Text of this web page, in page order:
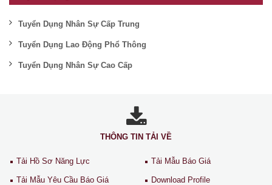
Tuyển Dụng Nhân Sự Cấp Trung
Tuyển Dụng Lao Động Phổ Thông
Tuyển Dụng Nhân Sự Cao Cấp
THÔNG TIN TẢI VỀ
Tải Hồ Sơ Năng Lực Tải Mẫu Báo Giá
Tải Mẫu Yêu Cầu Báo Giá Download Profile